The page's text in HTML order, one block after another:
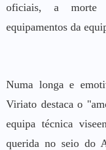
oficiais, a morte
equipamentos da
Numa longa e
Viriato destaca o
equipa técnica
querida no seio do